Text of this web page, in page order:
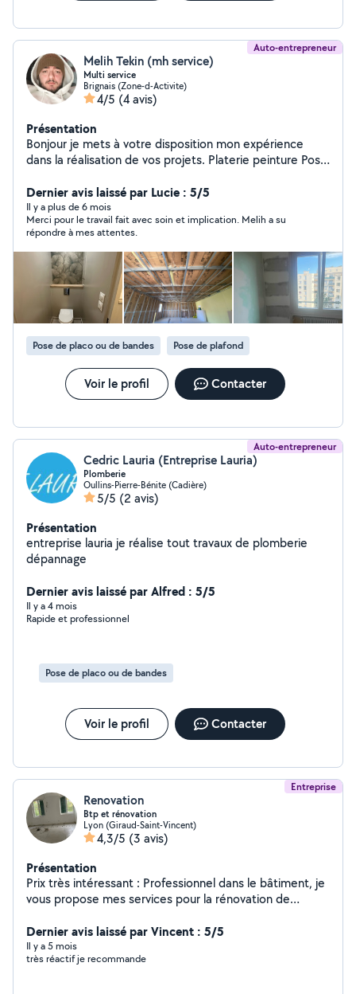
Auto-entrepreneur
Melih Tekin (mh service)
Multi service
Brignais (Zone-d-Activite)
4/5 (4 avis)
Présentation
Bonjour je mets à votre disposition mon expérience
dans la réalisation de vos projets. Platerie peinture Pose
Dernier avis laissé par Lucie : 5/5
Il y a plus de 6 mois
Merci pour le travail fait avec soin et implication. Melih a su
répondre à mes attentes.
Pose de placo ou de bandes Pose de plafond
Voir le profil Contacter
Auto-entrepreneur
Cedric Lauria (Entreprise Lauria)
Plomberie
Oullins-Pierre-Bénite (Cadière)
5/5 (2 avis)
Présentation
entreprise lauria je réalise tout travaux de plomberie
dépannage
Dernier avis laissé par Alfred : 5/5
Il y a 4 mois
Rapide et professionnel
Pose de placo ou de bandes
Voir le profil Contacter
Entreprise
Renovation
Btp et rénovation
Lyon (Giraud-Saint-Vincent)
4,3/5 (3 avis)
Présentation
Prix très intéressant : Professionnel dans le bâtiment, je
vous propose mes services pour la rénovation de
domaine, je mets tout en œuvre pour transformer votre
espace de vie selon vos envies. Que ce soit pour des
travaux de peinture, pose de carrelage, nettoyage
Dernier avis laissé par Vincent : 5/5
Il y a 5 mois
très réactif je recommande